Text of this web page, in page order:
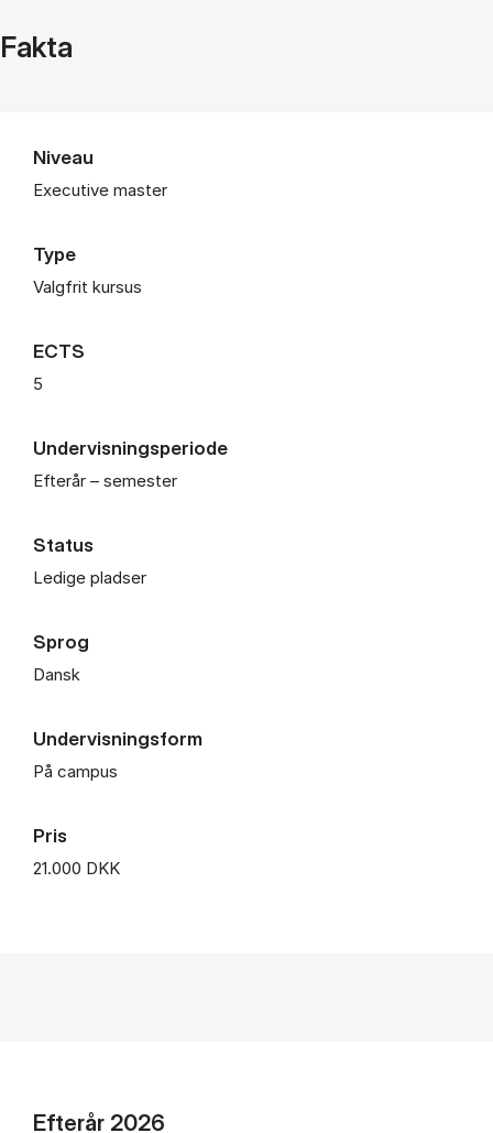
Fakta
Niveau
Executive master
Type
Valgfrit kursus
ECTS
5
Undervisningsperiode
Efterår – semester
Status
Ledige pladser
Sprog
Dansk
Undervisningsform
På campus
Pris
21.000 DKK
Efterår 2026